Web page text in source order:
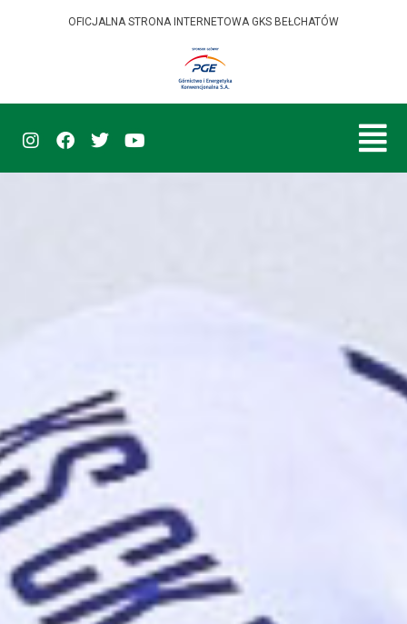
OFICJALNA STRONA INTERNETOWA GKS BEŁCHATÓW